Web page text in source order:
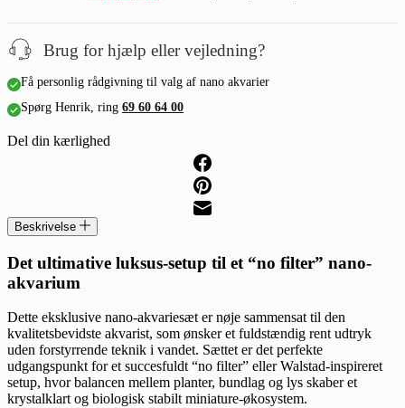
Brug for hjælp eller vejledning?
Få personlig rådgivning til valg af nano akvarier
Spørg Henrik, ring 69 60 64 00
Del din kærlighed
Beskrivelse
Det ultimative luksus-setup til et “no filter” nano-
akvarium
Dette eksklusive nano-akvariesæt er nøje sammensat til den
kvalitetsbevidste akvarist, som ønsker et fuldstændig rent udtryk
uden forstyrrende teknik i vandet. Sættet er det perfekte
udgangspunkt for et succesfuldt “no filter” eller Walstad-inspireret
setup, hvor balancen mellem planter, bundlag og lys skaber et
krystalklart og biologisk stabilt miniature-økosystem.